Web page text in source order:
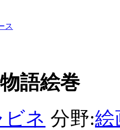
ス
語絵巻
ビネ 分野:絵